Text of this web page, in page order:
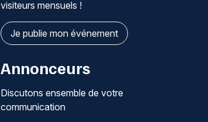
visiteurs mensuels !
Je publie mon événement
Annonceurs
Discutons ensemble de votre
communication